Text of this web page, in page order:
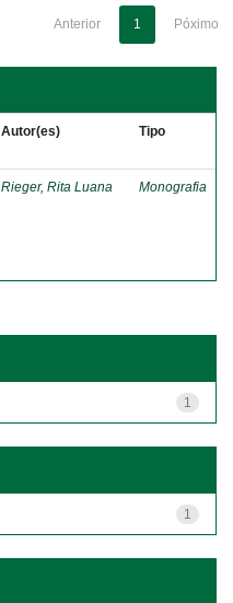
Anterior 1 Póximo
Autor(es) Tipo
Rieger, Rita Luana Monografia
1
1